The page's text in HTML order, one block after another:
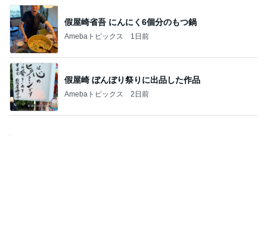
假屋崎省吾 にんにく6個分のもつ鍋
Amebaトピックス 1日前
假屋崎 ぼんぼり祭りに出品した作品
Amebaトピックス 2日前